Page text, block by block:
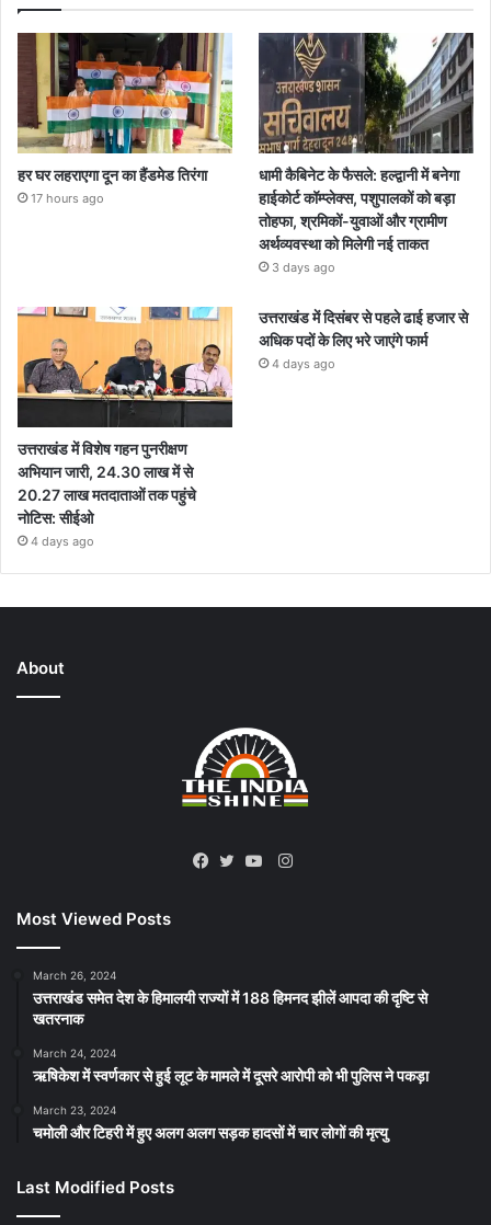
हर घर लहराएगा दून का हैंडमेड तिरंगा
17 hours ago
धामी कैबिनेट के फैसले: हल्द्वानी में बनेगा
हाईकोर्ट कॉम्प्लेक्स, पशुपालकों को बड़ा
तोहफा, श्रमिकों-युवाओं और ग्रामीण
अर्थव्यवस्था को मिलेगी नई ताकत
3 days ago
उत्तराखंड में विशेष गहन पुनरीक्षण
अभियान जारी, 24.30 लाख में से
20.27 लाख मतदाताओं तक पहुंचे
नोटिस: सीईओ
4 days ago
उत्तराखंड में दिसंबर से पहले ढाई हजार से
अधिक पदों के लिए भरे जाएंगे फार्म
4 days ago
About
Instagram
Most Viewed Posts
March 26, 2024
उत्तराखंड समेत देश के हिमालयी राज्यों में 188 हिमनद झीलें आपदा की दृष्टि से
खतरनाक
March 24, 2024
ऋषिकेश में स्वर्णकार से हुई लूट के मामले में दूसरे आरोपी को भी पुलिस ने पकड़ा
March 23, 2024
चमोली और टिहरी में हुए अलग अलग सड़क हादसों में चार लोगों की मृत्यु
Last Modified Posts